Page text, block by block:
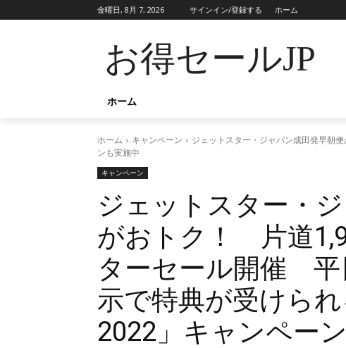
金曜日, 8月 7, 2026 サインイン/登録する ホーム
お得セールJP
ホーム
ホーム キャンペーン
ジェットスター・ジャパン成田発早朝
ンも実施中
キャンペーン
ジェットスター・
がおトク！ 片道
ターセール開催 平
示で特典が受けら
2022」キャンペー